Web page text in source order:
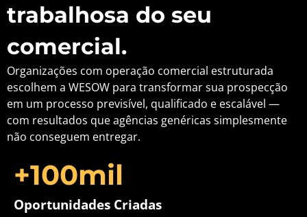
trabalhosa do seu
comercial.
Organizações com operação comercial estruturada
escolhem a WESOW para transformar sua prospecção
em um processo previsível, qualificado e escalável —
com resultados que agências genéricas simplesmente
não conseguem entregar.
Oportunidades Criadas
+100mil